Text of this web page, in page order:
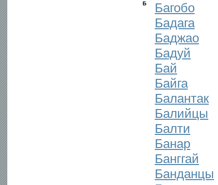
Б
Багобо
Бадага
Баджао
Бадуй
Бай
Байга
Балантак
Балийцы
Балти
Банар
Банггай
Банданцы